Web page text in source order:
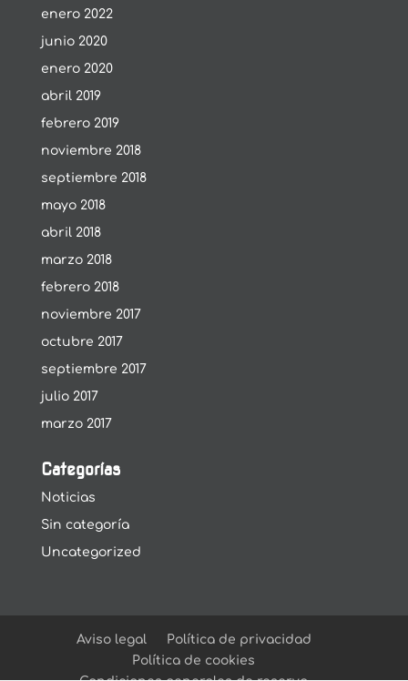
enero 2022
junio 2020
enero 2020
abril 2019
febrero 2019
noviembre 2018
septiembre 2018
mayo 2018
abril 2018
marzo 2018
febrero 2018
noviembre 2017
octubre 2017
septiembre 2017
julio 2017
marzo 2017
Categorías
Noticias
Sin categoría
Uncategorized
Aviso legal
Política de privacidad
Política de cookies